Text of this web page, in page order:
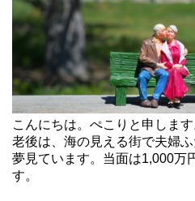
こんにちは。ぺこりと申します
老後は、海の見える街で夫婦
夢見ています。当面は1,000万
す。